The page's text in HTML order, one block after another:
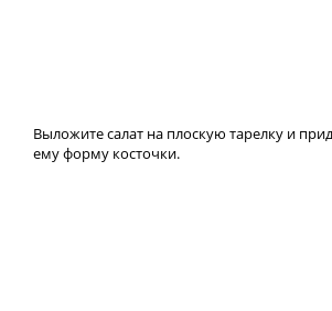
Выложите салат на плоскую тарелку и
ему форму косточки.